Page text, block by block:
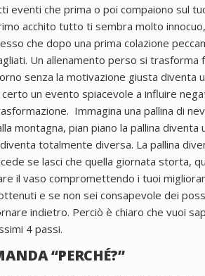
eventi che prima o poi compaiono sul
acchito tutto ti sembra molto
che dopo una prima colazione
Un allenamento perso si trasforma
senza la motivazione giusta diventa
un evento spiacevole a influire
Immagina una pallina di
montagna, pian piano la pallina diventa
totalmente diversa. La pallina
se lasci che quella giornata storta,
il vaso compromettendo i tuoi
e se non sei consapevole dei
indietro. Perciò è chiaro che vuoi
4 passi.
“PERCHÉ?”